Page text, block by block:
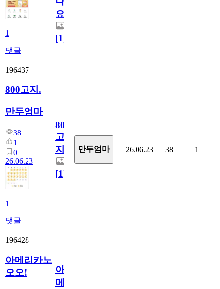
1
댓글
요)
[1]
196437
800고지.
만두엄마
38
1
0
26.06.23
1
댓글
800
고
지.
[1]
만두엄마 26.06.23 38 1
196428
아메리카노
오오!
아
메